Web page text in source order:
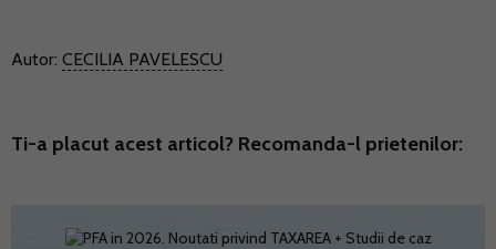
Autor: CECILIA PAVELESCU
Ti-a placut acest articol? Recomanda-l prietenilor: